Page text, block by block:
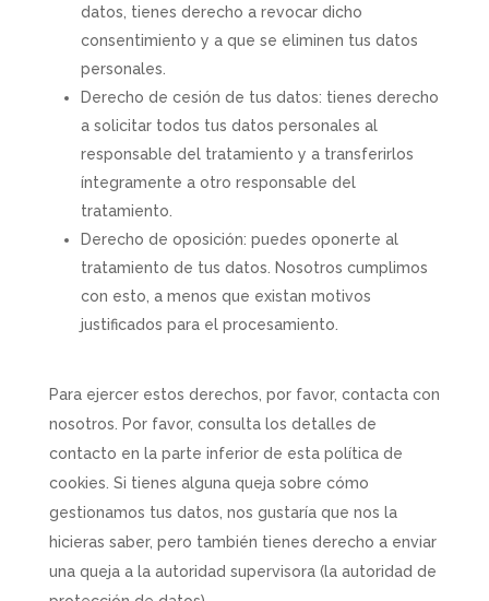
datos, tienes derecho a revocar dicho
consentimiento y a que se eliminen tus datos
personales.
Derecho de cesión de tus datos: tienes derecho
a solicitar todos tus datos personales al
responsable del tratamiento y a transferirlos
íntegramente a otro responsable del
tratamiento.
Derecho de oposición: puedes oponerte al
tratamiento de tus datos. Nosotros cumplimos
con esto, a menos que existan motivos
justificados para el procesamiento.
Para ejercer estos derechos, por favor, contacta con
nosotros. Por favor, consulta los detalles de
contacto en la parte inferior de esta política de
cookies. Si tienes alguna queja sobre cómo
gestionamos tus datos, nos gustaría que nos la
hicieras saber, pero también tienes derecho a enviar
una queja a la autoridad supervisora (la autoridad de